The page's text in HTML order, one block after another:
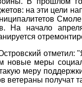
на эти цели
На начало
новые меры
меру
ветераны получат